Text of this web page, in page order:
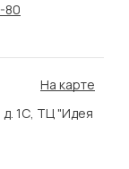
80
На карте
д. 1С, ТЦ "Идея